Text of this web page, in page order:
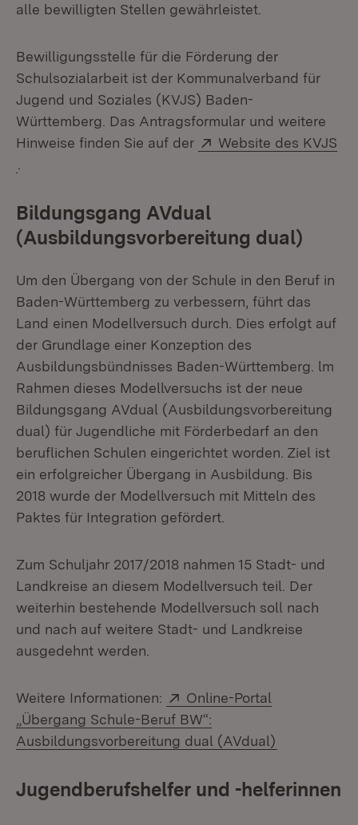
alle bewilligten Stellen gewährleistet.
Bewilligungsstelle für die Förderung der
Schulsozialarbeit ist der Kommunalverband für
Jugend und Soziales (KVJS) Baden-
Württemberg. Das Antragsformular und weitere
Hinweise finden Sie auf der
Extern:
Website des KVJS
Bildungsgang AVdual
(Ausbildungsvorbereitung dual)
Um den Übergang von der Schule in den Beruf in
Baden-Württemberg zu verbessern, führt das
Land einen Modellversuch durch. Dies erfolgt auf
der Grundlage einer Konzeption des
Ausbildungsbündnisses Baden-Württemberg. lm
Rahmen dieses Modellversuchs ist der neue
Bildungsgang AVdual (Ausbildungsvorbereitung
dual) für Jugendliche mit Förderbedarf an den
beruflichen Schulen eingerichtet worden. Ziel ist
ein erfolgreicher Übergang in Ausbildung. Bis
2018 wurde der Modellversuch mit Mitteln des
Paktes für Integration gefördert.
Zum Schuljahr 2017/2018 nahmen 15 Stadt- und
Landkreise an diesem Modellversuch teil. Der
weiterhin bestehende Modellversuch soll nach
und nach auf weitere Stadt- und Landkreise
ausgedehnt werden.
Weitere Informationen: Extern:
Online-Portal
„Übergang Schule-Beruf BW“:
Ausbildungsvorbereitung dual (AVdual)
Jugendberufshelfer und -helferinnen